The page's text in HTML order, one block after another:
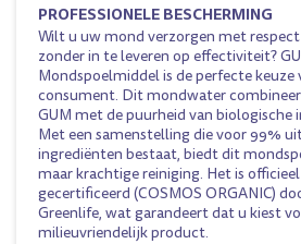
PROFESSIONELE BESCHERMING
Wilt u uw mond verzorgen met
zonder in te leveren op effectiviteit?
Mondspoelmiddel is de perfecte keuze
consument. Dit mondwater
GUM met de puurheid van biologische
Met een samenstelling die voor 99%
ingrediënten bestaat, biedt dit
maar krachtige reiniging. Het is
gecertificeerd (COSMOS ORGANIC)
Greenlife, wat garandeert dat u kiest
milieuvriendelijk product.